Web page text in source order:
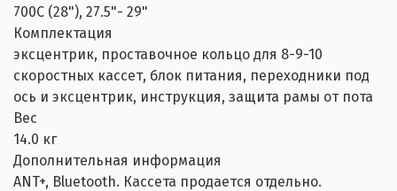
700С (28"), 27.5"- 29"
Комплектация
эксцентрик, проставочное кольцо для 8-9-10
скоростных кассет, блок питания, переходники под
ось и эксцентрик, инструкция, защита рамы от пота
Вес
14.0 кг
Дополнительная информация
ANT+, Bluetooth. Кассета продается отдельно.